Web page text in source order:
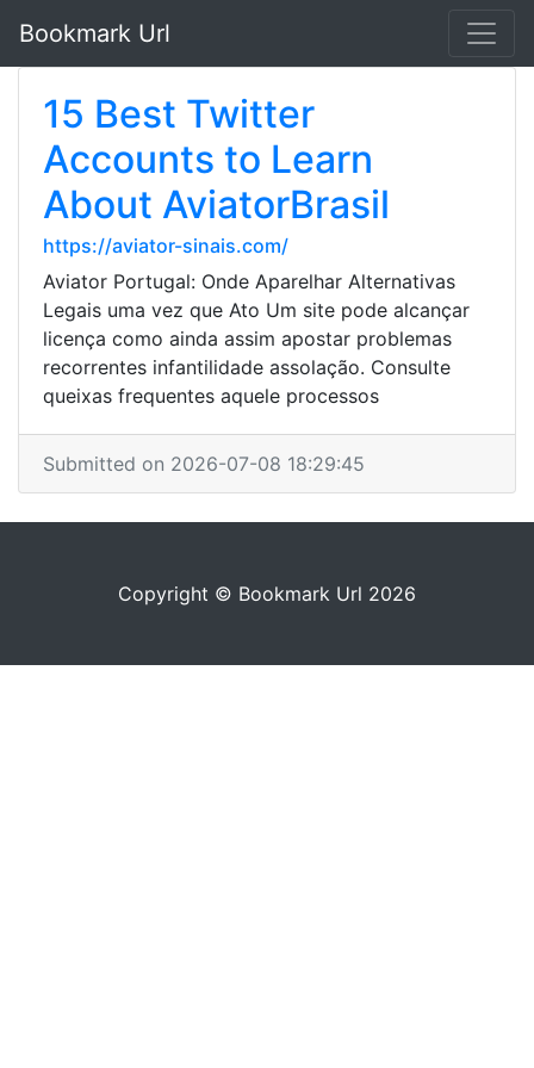
Bookmark Url
15 Best Twitter
Accounts to Learn
About AviatorBrasil
https://aviator-sinais.com/
Aviator Portugal: Onde Aparelhar Alternativas
Legais uma vez que Ato Um site pode alcançar
licença como ainda assim apostar problemas
recorrentes infantilidade assolação. Consulte
queixas frequentes aquele processos
Submitted on 2026-07-08 18:29:45
Copyright © Bookmark Url 2026